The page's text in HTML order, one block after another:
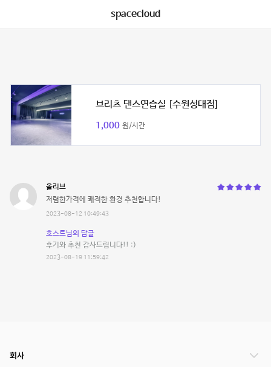
spacecloud
브리츠 댄스연습실 [수원성대점]
1,000 원/시간
올리브
저렴한가격에 쾌적한 환경 추천합니다!
2023-08-12 10:49:43
호스트님의 답글
후기와 추천 감사드립니다!! :)
2023-08-19 11:59:42
회사